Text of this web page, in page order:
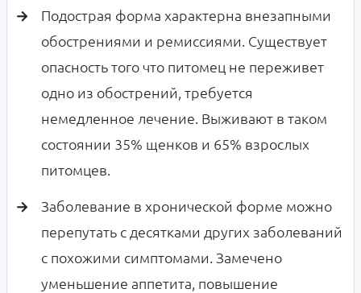
Подострая форма характерна внезапными
обострениями и ремиссиями. Существует
опасность того что питомец не переживет
одно из обострений, требуется
немедленное лечение. Выживают в таком
состоянии 35% щенков и 65% взрослых
питомцев.
Заболевание в хронической форме можно
перепутать с десятками других заболеваний
с похожими симптомами. Замечено
уменьшение аппетита, повышение